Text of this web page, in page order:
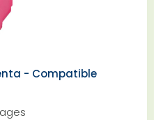
- Compatible